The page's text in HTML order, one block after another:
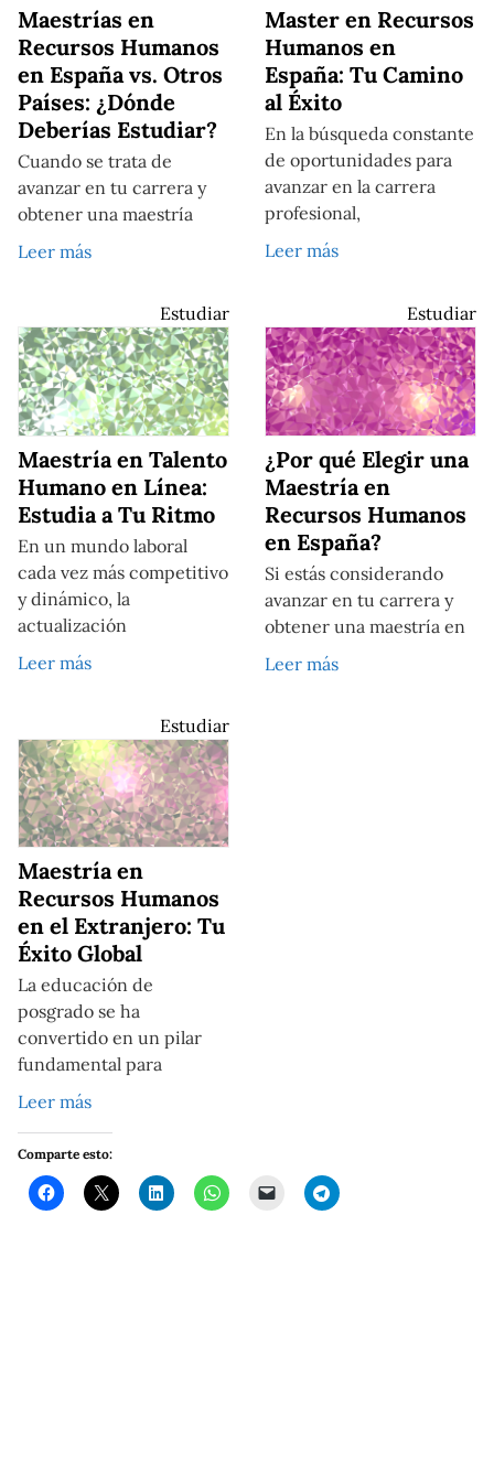
Maestrías en
Recursos Humanos
en España vs. Otros
Países: ¿Dónde
Deberías Estudiar?
Cuando se trata de
avanzar en tu carrera y
obtener una maestría
Leer más
Master en Recursos
Humanos en
España: Tu Camino
al Éxito
En la búsqueda constante
de oportunidades para
avanzar en la carrera
profesional,
Leer más
Estudiar
Maestría en Talento
Humano en Línea:
Estudia a Tu Ritmo
En un mundo laboral
cada vez más competitivo
y dinámico, la
actualización
Leer más
Estudiar
¿Por qué Elegir una
Maestría en
Recursos Humanos
en España?
Si estás considerando
avanzar en tu carrera y
obtener una maestría en
Leer más
Estudiar
Maestría en
Recursos Humanos
en el Extranjero: Tu
Éxito Global
La educación de
posgrado se ha
convertido en un pilar
fundamental para
Leer más
Comparte esto: